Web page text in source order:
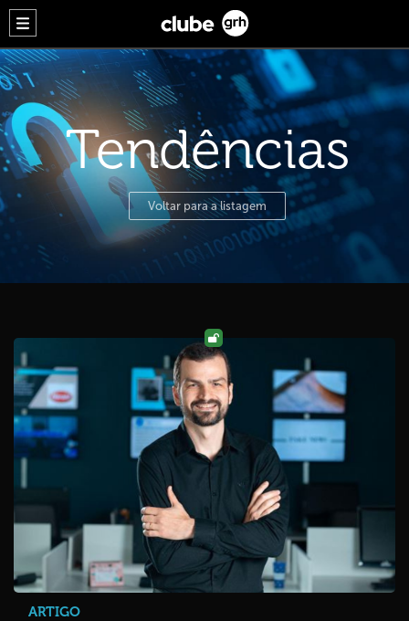
Tendências
Voltar para a listagem
ARTIGO